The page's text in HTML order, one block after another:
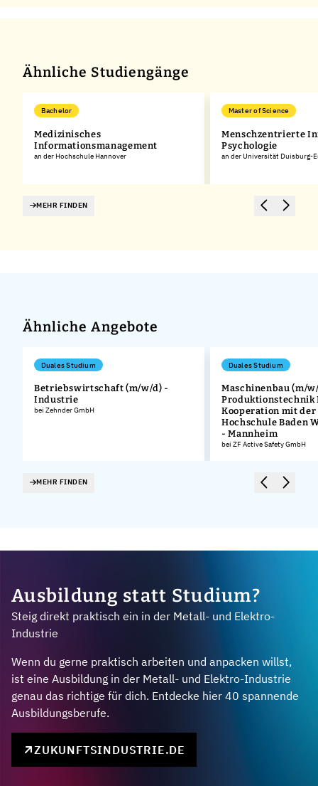
Ähnliche Studiengänge
Bachelor
Medizinisches
Informationsmanagement
an der Hochschule Hannover
Master of Science
Menschzentrierte
Psychologie
an der Universität Duisburg-
MEHR FINDEN
Ähnliche Angebote
Duales Studium
Betriebswirtschaft (m/w/d) -
Industrie
bei Zehnder GmbH
Duales Studium
Maschinenbau (m/
Produktionstechnik
Kooperation mit der
Hochschule Baden
- Mannheim
bei ZF Active Safety GmbH
MEHR FINDEN
Ausbildung statt Studium?
Steig direkt praktisch ein in der Metall- und Elektro-
Industrie
Wenn du gerne praktisch arbeiten und anpacken willst,
ist eine Ausbildung in der Metall- und Elektro-Industrie
genau das richtige für dich. Entdecke hier 40 spannende
Ausbildungsberufe.
ZUKUNFTSINDUSTRIE.DE